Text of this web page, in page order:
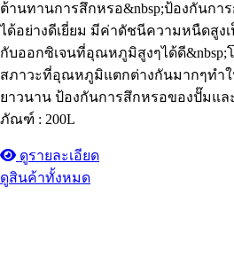
ต้านทานการสึกหรอ&nbsp;ป้องกันกา
ได้อย่างดีเยี่ยม มีค่าดัชนีความหนืดสูง
กับออกซิเจนที่อุณหภูมิสูงๆได้ดี&nbsp;
สภาวะที่อุณหภูมิแตกต่างกันมากๆทำ
ยาวนาน ป้องกันการสึกหรอของปั๊มแล
ภัณฑ์ : 200L
ดูรายละเอียด
ดูสินค้าทั้งหมด